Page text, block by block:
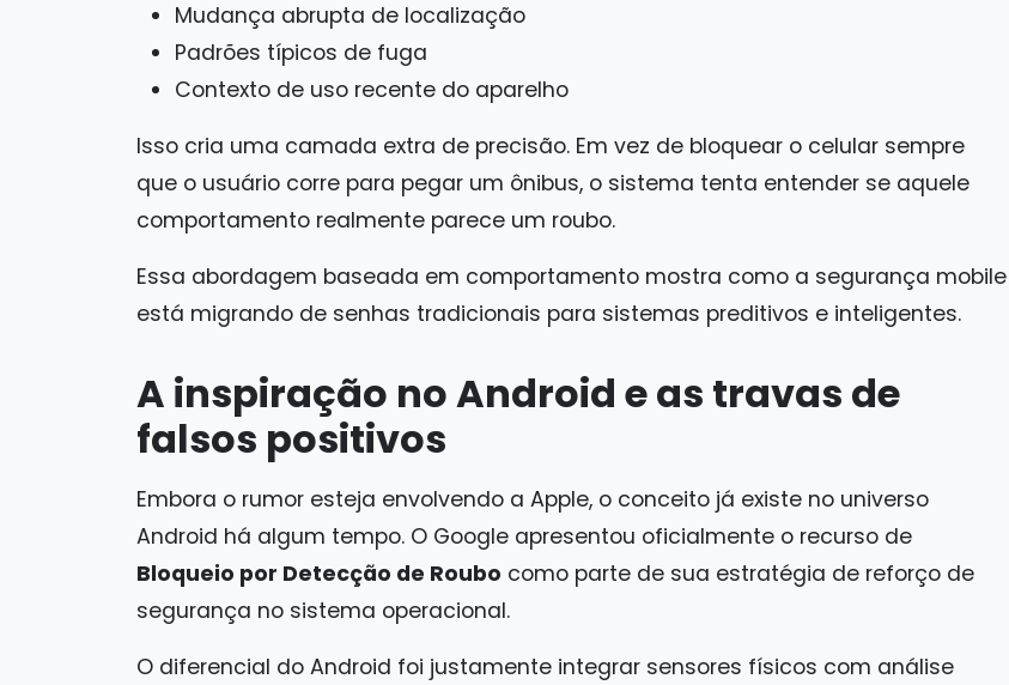
Mudança abrupta de localização
Padrões típicos de fuga
Contexto de uso recente do aparelho
Isso cria uma camada extra de precisão. Em vez de bloquear o celular sempre
que o usuário corre para pegar um ônibus, o sistema tenta entender se aquele
comportamento realmente parece um roubo.
Essa abordagem baseada em comportamento mostra como a segurança mobile
está migrando de senhas tradicionais para sistemas preditivos e inteligentes.
A inspiração no Android e as travas de
falsos positivos
Embora o rumor esteja envolvendo a Apple, o conceito já existe no universo
Android há algum tempo. O Google apresentou oficialmente o recurso de
Bloqueio por Detecção de Roubo como parte de sua estratégia de reforço de
segurança no sistema operacional.
O diferencial do Android foi justamente integrar sensores físicos com análise